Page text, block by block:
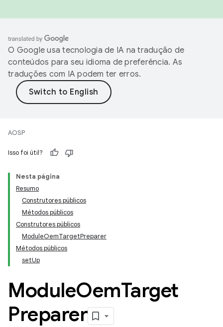
O Google usa tecnologia de IA na tradução de
conteúdos para seu idioma de preferência. As
traduções com IA podem ter erros.
AOSP
Isso foi útil?
Nesta página
Resumo
Construtores públicos
Métodos públicos
Construtores públicos
ModuleOemTargetPreparer
Métodos públicos
setUp
ModuleOemTarget
Preparer